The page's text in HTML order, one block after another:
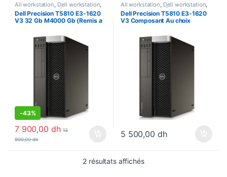
All workstation Dell workstation
Station de travail | Workstation
Dell Precision T5810 E3-1620
V3 32 Gb M4000 Gb (Remis a
-43%
7 900,00 dh 13
900,00dh
All workstation Dell workstation
Station de travail | Workstation
Dell Precision T5810 E3-1620
V3 Composant Au choix
5 500,00 dh
2 résultats affichés